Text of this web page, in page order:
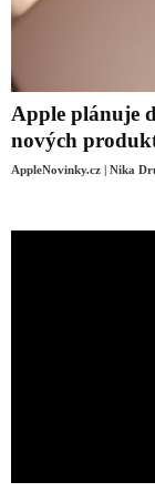
Apple plánuje
nových
AppleNovinky.cz | Nika